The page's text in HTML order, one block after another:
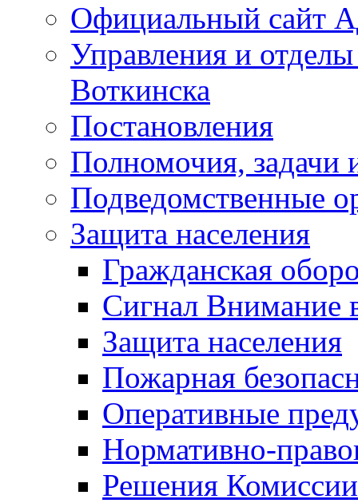
Официальный сайт
Управления и
Воткинска
Постановления
Полномочия, задачи
Подведомственные
Защита населения
Гражданская
Сигнал Внимание
Защита населения
Пожарная
Оперативные
Нормативно-
Решения